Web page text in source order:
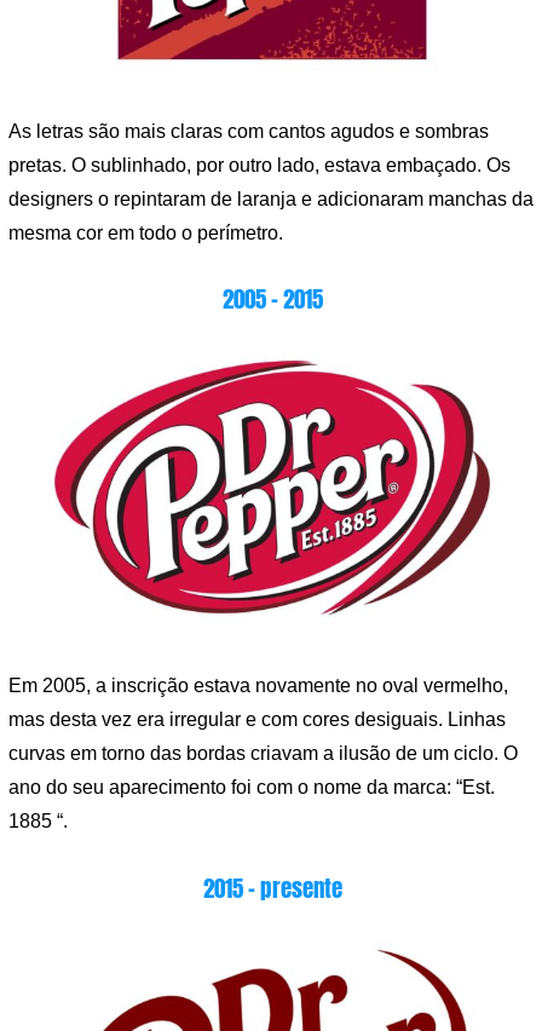
As letras são mais claras com cantos agudos e sombras
pretas. O sublinhado, por outro lado, estava embaçado. Os
designers o repintaram de laranja e adicionaram manchas da
mesma cor em todo o perímetro.
2005 – 2015
Em 2005, a inscrição estava novamente no oval vermelho,
mas desta vez era irregular e com cores desiguais. Linhas
curvas em torno das bordas criavam a ilusão de um ciclo. O
ano do seu aparecimento foi com o nome da marca: “Est.
1885 “.
2015 – presente